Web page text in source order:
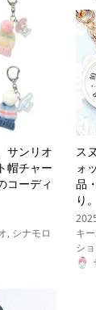
サンリオ
帽チャー
コーディ
, シナモロ
ス
ォ
品
り
キ
シ